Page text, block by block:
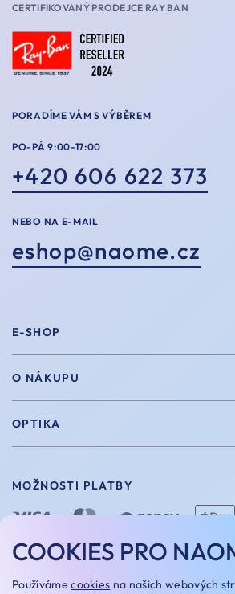
CERTIFIKOVANÝ PRODEJCE RAY BAN
PORADÍME VÁM S VÝBĚREM
PO-PÁ 9:00-17:00
+420 606 622 373
NEBO NA E-MAIL
eshop@naome.cz
E-SHOP
Sluneční brýle
Sportovní brýle
Vintage brýle
Doplňky
Dárkové poukazy
O NÁKUPU
Velikosti
Vrácení a výměna
Naome+
OPTIKA
MOŽNOSTI PLATBY
COOKIES PRO
Používámecookies na našich webových